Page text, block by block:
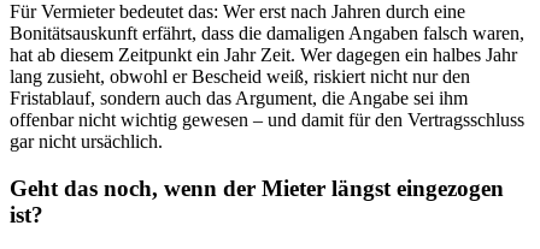
Für Vermieter bedeutet das: Wer erst nach Jahren durch eine
Bonitätsauskunft erfährt, dass die damaligen Angaben falsch waren,
hat ab diesem Zeitpunkt ein Jahr Zeit. Wer dagegen ein halbes Jahr
lang zusieht, obwohl er Bescheid weiß, riskiert nicht nur den
Fristablauf, sondern auch das Argument, die Angabe sei ihm
offenbar nicht wichtig gewesen – und damit für den Vertragsschluss
gar nicht ursächlich.
Geht das noch, wenn der Mieter längst eingezogen
ist?